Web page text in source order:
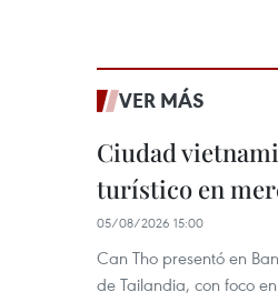
VER MÁS
Ciudad
turístico en
05/08/2026 15:00
Can Tho presentó en
de Tailandia, con foco